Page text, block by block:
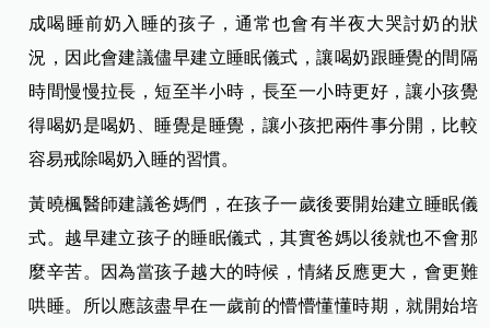
成喝睡前奶入睡的孩子，通常也會有半夜大哭討奶的狀
況，因此會建議儘早建立睡眠儀式，讓喝奶跟睡覺的間隔
時間慢慢拉長，短至半小時，長至一小時更好，讓小孩覺
得喝奶是喝奶、睡覺是睡覺，讓小孩把兩件事分開，比較
容易戒除喝奶入睡的習慣。
黃曉楓醫師建議爸媽們，在孩子一歲後要開始建立睡眠儀
式。越早建立孩子的睡眠儀式，其實爸媽以後就也不會那
麼辛苦。因為當孩子越大的時候，情緒反應更大，會更難
哄睡。所以應該盡早在一歲前的懵懵懂懂時期，就開始培